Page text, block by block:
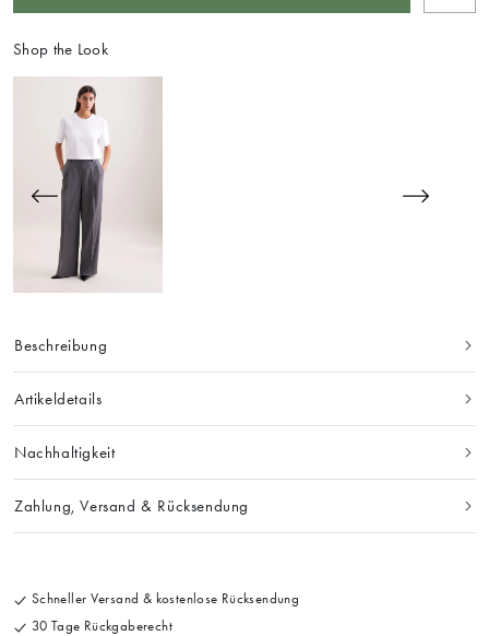
Shop the Look
Beschreibung
Artikeldetails
Nachhaltigkeit
Zahlung, Versand & Rücksendung
Schneller Versand & kostenlose Rücksendung
30 Tage Rückgaberecht